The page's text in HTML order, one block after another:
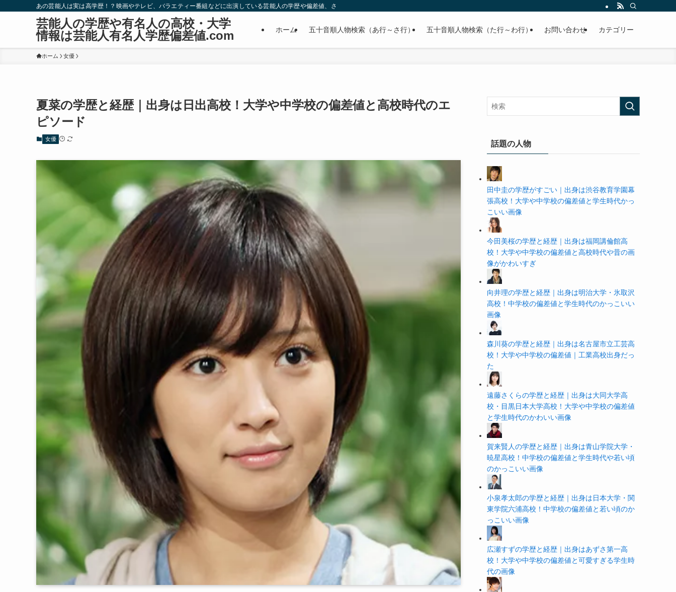
あの芸能人は実は高学歴！？映画やテレビ、バラエティー番組などに出演している芸能人の学歴や偏差値、さらに政治家やスポーツ選手などの有名人の学歴や高校・大学の偏差値まで紹介していきます。
芸能人の学歴や有名人の高校・大学
情報は芸能人有名人学歴偏差値.com
ホーム 五十音順人物検索（あ行～さ行） 五十音順人物検索（た行～わ行） お問い合わせ カテゴリー
ホーム 女優
夏菜の学歴と経歴｜出身は日出高校！大学や中学校の偏差値と高校時代のエ
ピソード
女優
話題の人物
田中圭の学歴がすごい｜出身は渋谷教育学園幕
張高校！大学や中学校の偏差値と学生時代かっ
こいい画像
今田美桜の学歴と経歴｜出身は福岡講倫館高
校！大学や中学校の偏差値と高校時代や昔の画
像がかわいすぎ
向井理の学歴と経歴｜出身は明治大学・氷取沢
高校！中学校の偏差値と学生時代のかっこいい
画像
森川葵の学歴と経歴｜出身は名古屋市立工芸高
校！大学や中学校の偏差値｜工業高校出身だっ
た
遠藤さくらの学歴と経歴｜出身は大同大学高
校・目黒日本大学高校！大学や中学校の偏差値
と学生時代のかわいい画像
賀来賢人の学歴と経歴｜出身は青山学院大学・
暁星高校！中学校の偏差値と学生時代や若い頃
のかっこいい画像
小泉孝太郎の学歴と経歴｜出身は日本大学・関
東学院六浦高校！中学校の偏差値と若い頃のか
っこいい画像
広瀬すずの学歴と経歴｜出身はあずさ第一高
校！大学や中学校の偏差値と可愛すぎる学生時
代の画像